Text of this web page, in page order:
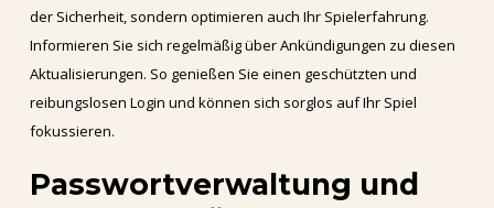
der Sicherheit, sondern optimieren auch Ihr Spielerfahrung.
Informieren Sie sich regelmäßig über Ankündigungen zu diesen
Aktualisierungen. So genießen Sie einen geschützten und
reibungslosen Login und können sich sorglos auf Ihr Spiel
fokussieren.
Passwortverwaltung und